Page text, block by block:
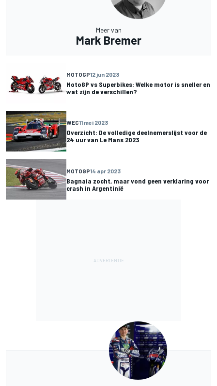
Meer van
Mark Bremer
MOTOGP12 jun 2023
MotoGP vs Superbikes: Welke motor is sneller en
wat zijn de verschillen?
WEC11 mei 2023
Overzicht: De volledige deelnemerslijst voor de
24 uur van Le Mans 2023
MOTOGP14 apr 2023
Bagnaia zocht, maar vond geen verklaring voor
crash in Argentinië